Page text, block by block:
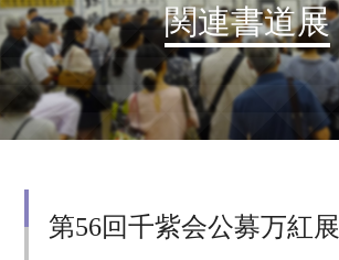
関連書道展
第56回千紫会公募万紅展
お知らせ
読売書法会について
読売書法展
関連書道展